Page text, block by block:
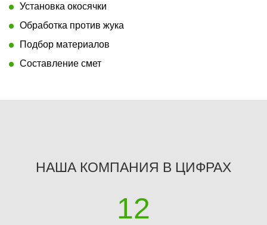
Установка окосячки
Обработка против жука
Подбор материалов
Составление смет
НАША КОМПАНИЯ В ЦИФРАХ
12